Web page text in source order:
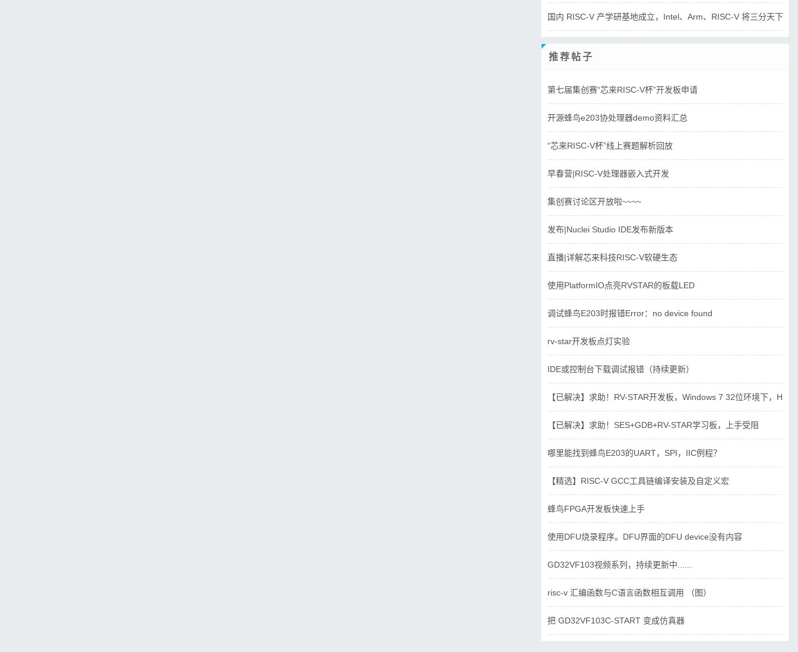
国内 RISC-V 产学研基地成立，Intel、Arm、RISC-V 将三分天下？
推荐帖子
第七届集创赛“芯来RISC-V杯”开发板申请
开源蜂鸟e203协处理器demo资料汇总
“芯来RISC-V杯”线上赛题解析回放
早春营|RISC-V处理器嵌入式开发
集创赛讨论区开放啦~~~~
发布|Nuclei Studio IDE发布新版本
直播|详解芯来科技RISC-V软硬生态
使用PlatformIO点亮RVSTAR的板载LED
调试蜂鸟E203时报错Error：no device found
rv-star开发板点灯实验
IDE或控制台下载调试报错（持续更新）
【已解决】求助！RV-STAR开发板，Windows 7 32位环境下，
【已解决】求助！SES+GDB+RV-STAR学习板，上手受阻
哪里能找到蜂鸟E203的UART，SPI，IIC例程？
【精选】RISC-V GCC工具链编译安装及自定义宏
蜂鸟FPGA开发板快速上手
使用DFU烧录程序。DFU界面的DFU device没有内容
GD32VF103视频系列，持续更新中......
risc-v 汇编函数与C语言函数相互调用 （图）
把 GD32VF103C-START 变成仿真器